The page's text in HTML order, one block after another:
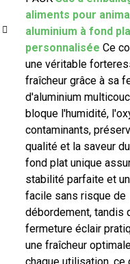
aliments pour
aluminium à fond
personnalisée Ce
une véritable
fraîcheur grâce à sa
d'aluminium
bloque l'humidité,
contaminants,
qualité et la saveur
fond plat unique
stabilité parfaite et
facile sans risque de
débordement, tandis
fermeture éclair
une fraîcheur